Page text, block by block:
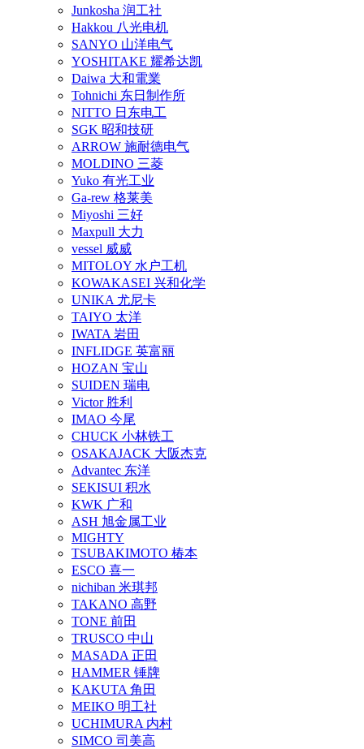
Junkosha 润工社
Hakkou 八光电机
SANYO 山洋电气
YOSHITAKE 耀希达凯
Daiwa 大和電業
Tohnichi 东日制作所
NITTO 日东电工
SGK 昭和技研
ARROW 施耐德电气
MOLDINO 三菱
Yuko 有光工业
Ga-rew 格莱美
Miyoshi 三好
Maxpull 大力
vessel 威威
MITOLOY 水户工机
KOWAKASEI 兴和化学
UNIKA 尤尼卡
TAIYO 太洋
IWATA 岩田
INFLIDGE 英富丽
HOZAN 宝山
SUIDEN 瑞电
Victor 胜利
IMAO 今尾
CHUCK 小林铁工
OSAKAJACK 大阪杰克
Advantec 东洋
SEKISUI 积水
KWK 广和
ASH 旭金属工业
MIGHTY
TSUBAKIMOTO 椿本
ESCO 喜一
nichiban 米琪邦
TAKANO 高野
TONE 前田
TRUSCO 中山
MASADA 正田
HAMMER 锤牌
KAKUTA 角田
MEIKO 明工社
UCHIMURA 内村
SIMCO 司美高